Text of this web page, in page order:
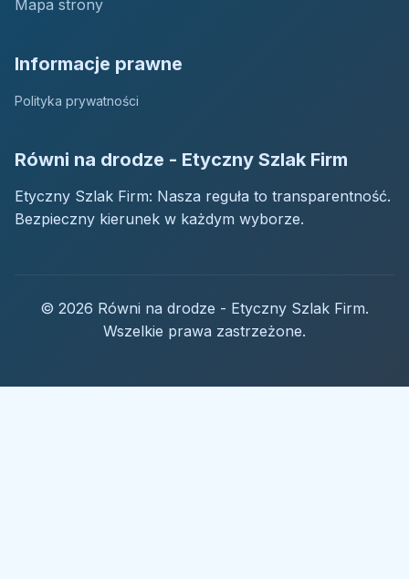
Mapa strony
Informacje prawne
Polityka prywatności
Równi na drodze - Etyczny Szlak Firm
Etyczny Szlak Firm: Nasza reguła to transparentność.
Bezpieczny kierunek w każdym wyborze.
© 2026 Równi na drodze - Etyczny Szlak Firm.
Wszelkie prawa zastrzeżone.